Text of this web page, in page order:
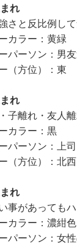
れ
さと反比例し
カラー：黄緑
パーソン：男
（方位）：東
まれ
子離れ・友人
カラー：黒
パーソン：上司
（方位）：北西
れ
事があっても
カラー：濃紺色
パーソン：女